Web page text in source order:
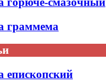
граммема
епископский